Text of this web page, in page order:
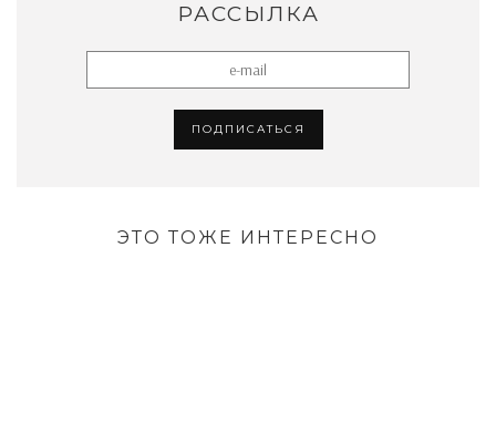
РАССЫЛКА
ЭТО ТОЖЕ ИНТЕРЕСНО